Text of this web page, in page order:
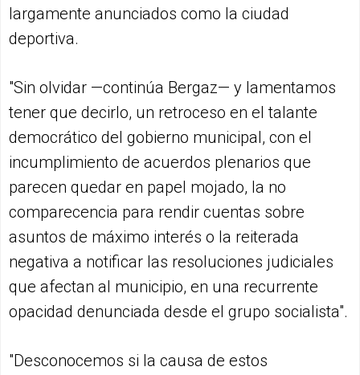
largamente anunciados como la ciudad
deportiva.
"Sin olvidar —continúa Bergaz— y lamentamos
tener que decirlo, un retroceso en el talante
democrático del gobierno municipal, con el
incumplimiento de acuerdos plenarios que
parecen quedar en papel mojado, la no
comparecencia para rendir cuentas sobre
asuntos de máximo interés o la reiterada
negativa a notificar las resoluciones judiciales
que afectan al municipio, en una recurrente
opacidad denunciada desde el grupo socialista".
"Desconocemos si la causa de estos